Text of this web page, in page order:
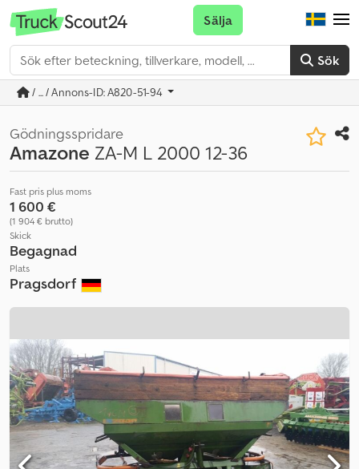
Sök
Sälja
/ ... / Annons-ID: A820-51-94
Gödningsspridare
Amazone ZA-M L 2000 12-36
Fast pris plus moms
1 600 €
(1 904 € brutto)
Skick
Begagnad
Plats
Pragsdorf